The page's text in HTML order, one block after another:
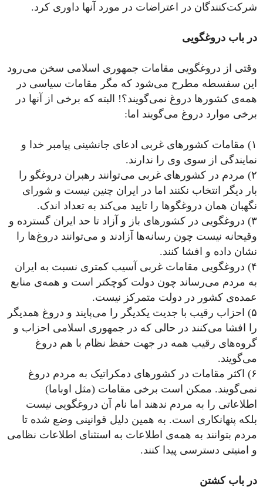
شرکت‌کنندگان در اعتراضات در مورد آنها داوری کرد.
در باب دروغگویی
وقتی از دروغگویی مقامات جمهوری اسلامی سخن می‌رود
این سفسطه مطرح می‌شود که مگر مقامات سیاسی در
همه‌ی کشورها دروغ نمی‌گویند؟! البته که برخی از آنها در
برخی موارد دروغ می‌گویند اما:
۱) مقامات کشورهای غربی ادعای جانشینی پیامبر خدا و
نمایندگی از سوی وی را ندارند.
۲) مردم در کشورهای غربی می‌توانند رهبران دروغگو را
بار دیگر انتخاب نکنند اما در ایران چنین نیست و شورای
نگهبان همان دروغگوها را تایید می‌کند به تعداد اندک.
۳) دروغگویی در کشورهای باز و آزاد تا حد ایران گسترده و
وقیحانه نیست چون رسانه‌ها آزادند و می‌توانند دروغ‌ها را
نشان داده و افشا کنند.
۴) دروغگویی مقامات غربی آسیب کمتری نسبت به ایران
به مردم می‌رساند چون دولت کوچکتر است و همه‌‌ی منابع
عمده‌‌ی کشور در دولت متمرکز نیست.
۵) احزاب رقیب با جدیت یکدیگر را می‌پایند و دروغ همدیگر
را افشا می‌کنند در حالی که در جمهوری اسلامی احزاب و
گروه‌های رقیب همه در جهت حفظ نظام با هم دروغ
می‌گویند.
۶) اکثر مقامات در کشورهای دمکراتیک به مردم دروغ
نمی‌گویند. ممکن است برخی مقامات (مثل اوباما)
اطلاعاتی را به مردم ندهند اما نام آن دروغگویی نیست
بلکه پنهانکاری است. به همین دلیل قوانینی وضع شده تا
مردم بتوانند به همه‌ی اطلاعات به استثنای اطلاعات نظامی
و امنیتی دسترسی پیدا کنند.
در باب کشتن